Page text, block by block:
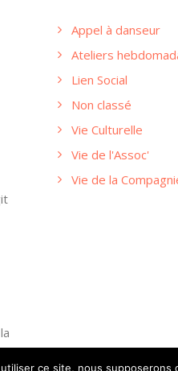
Appel à danseur
Ateliers
Lien Social
Non classé
Vie Culturelle
Vie de l'Assoc'
Vie de la
ce site, nous supposerons